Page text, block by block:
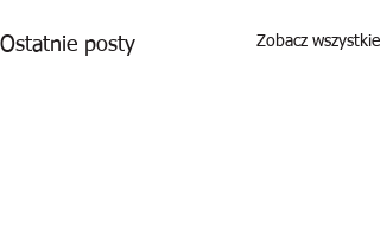
Ostatnie posty Zobacz wszystkie